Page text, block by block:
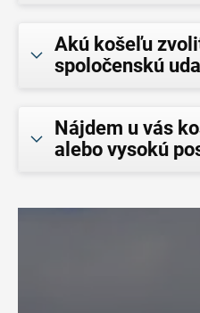
Akú košeľu
spoločenskú
Nájdem u vás
alebo vysokú